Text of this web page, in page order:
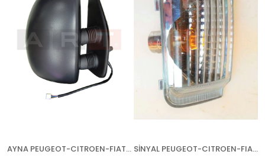
AYNA PEUGEOT-CITROEN-FIAT BOXER-JUMPER-DUCATO 2000-2006 ELEKTRİKLİ ISITMALI KISA KOL ÇİFT AYNALI SAĞ SİNYAL PEUGEOT-CITROEN-FIAT BOXER-JUMPER-DUCATO 2006- SARI UZUN KOL 16W SOL